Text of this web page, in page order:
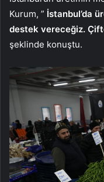
Kurum, ” İstanbul’da
destek vereceğiz.
şeklinde konuştu.